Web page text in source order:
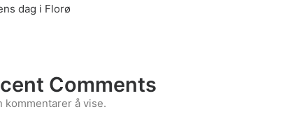
dag i Florø
Comments
kommentarer å vise.